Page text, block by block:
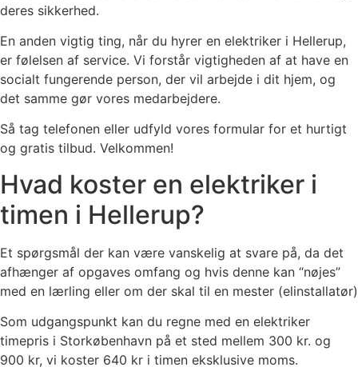
deres sikkerhed.
En anden vigtig ting, når du hyrer en elektriker i Hellerup,
er følelsen af ​​service. Vi forstår vigtigheden af ​​at have en
socialt fungerende person, der vil arbejde i dit hjem, og
det samme gør vores medarbejdere.
Så tag telefonen eller udfyld vores formular for et hurtigt
og gratis tilbud. Velkommen!
Hvad koster en elektriker i
timen i Hellerup?
Et spørgsmål der kan være vanskelig at svare på, da det
afhænger af opgaves omfang og hvis denne kan “nøjes”
med en lærling eller om der skal til en mester (elinstallatør)
Som udgangspunkt kan du regne med en elektriker
timepris i Storkøbenhavn på et sted mellem 300 kr. og
900 kr, vi koster 640 kr i timen eksklusive moms.